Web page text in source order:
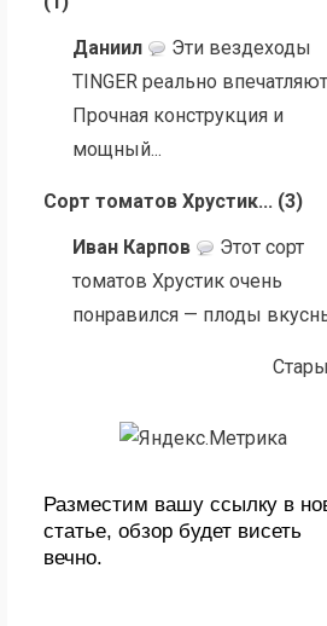
Даниил
Эти вездеходы
TINGER реально
Прочная конструкция и
мощный...
Сорт томатов Хрустик... (3)
Иван Карпов
Этот сорт
томатов Хрустик очень
понравился — плоды
Разместим вашу ссылку в
статье, обзор будет висеть
вечно.